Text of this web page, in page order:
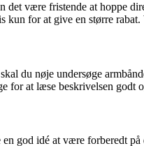
det være fristende at hoppe
for at give en større
du nøje undersøge
for at læse beskrivelsen godt
god idé at være forberedt